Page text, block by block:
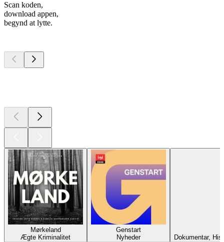
Scan koden,
download appen,
begynd at lytte.
Mørkeland
Ægte Kriminalitet
Genstart
Nyheder
Dokumentar,